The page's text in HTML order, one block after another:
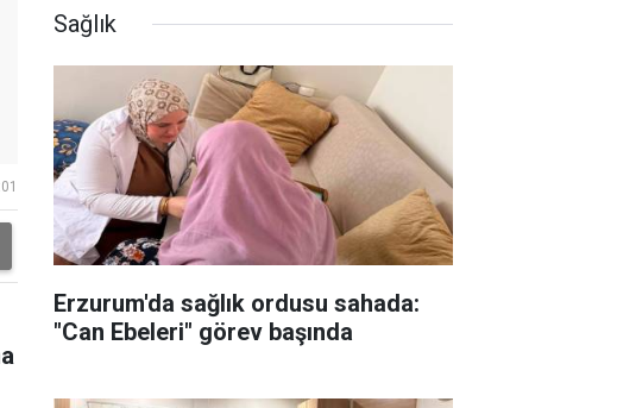
Sağlık
Erzurum'da sağlık ordusu sahada:
"Can Ebeleri" görev başında